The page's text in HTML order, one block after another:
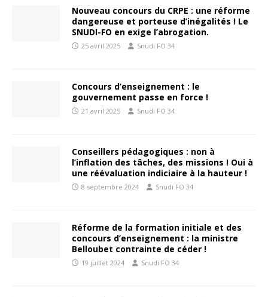
Nouveau concours du CRPE : une réforme
dangereuse et porteuse d’inégalités ! Le
SNUDI-FO en exige l’abrogation.
25 avril 2025 Snudi FO 34
Concours d’enseignement : le
gouvernement passe en force !
21 avril 2025 Snudi FO 34
Conseillers pédagogiques : non à
l’inflation des tâches, des missions ! Oui à
une réévaluation indiciaire à la hauteur !
8 septembre 2024 Snudi FO 34
Réforme de la formation initiale et des
concours d’enseignement : la ministre
Belloubet contrainte de céder !
19 juillet 2024 Snudi FO 34